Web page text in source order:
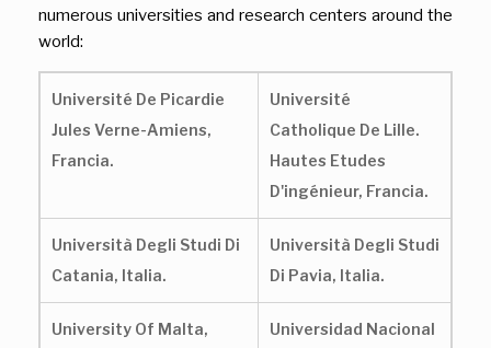
numerous universities and research centers around the
world:
Université De Picardie
Jules Verne-Amiens,
Francia.
Université
Catholique De Lille.
Hautes Etudes
D'ingénieur, Francia.
Università Degli Studi Di
Catania, Italia.
Università Degli Studi
Di Pavia, Italia.
University Of Malta,
Universidad Nacional